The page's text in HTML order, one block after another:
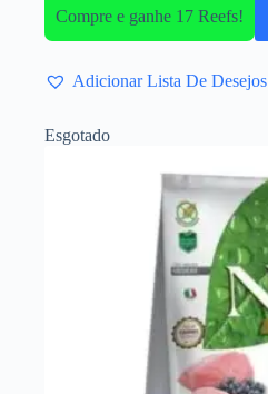
Compre e ganhe 17 Reefs!
Adicionar Lista De Desejos
Esgotado